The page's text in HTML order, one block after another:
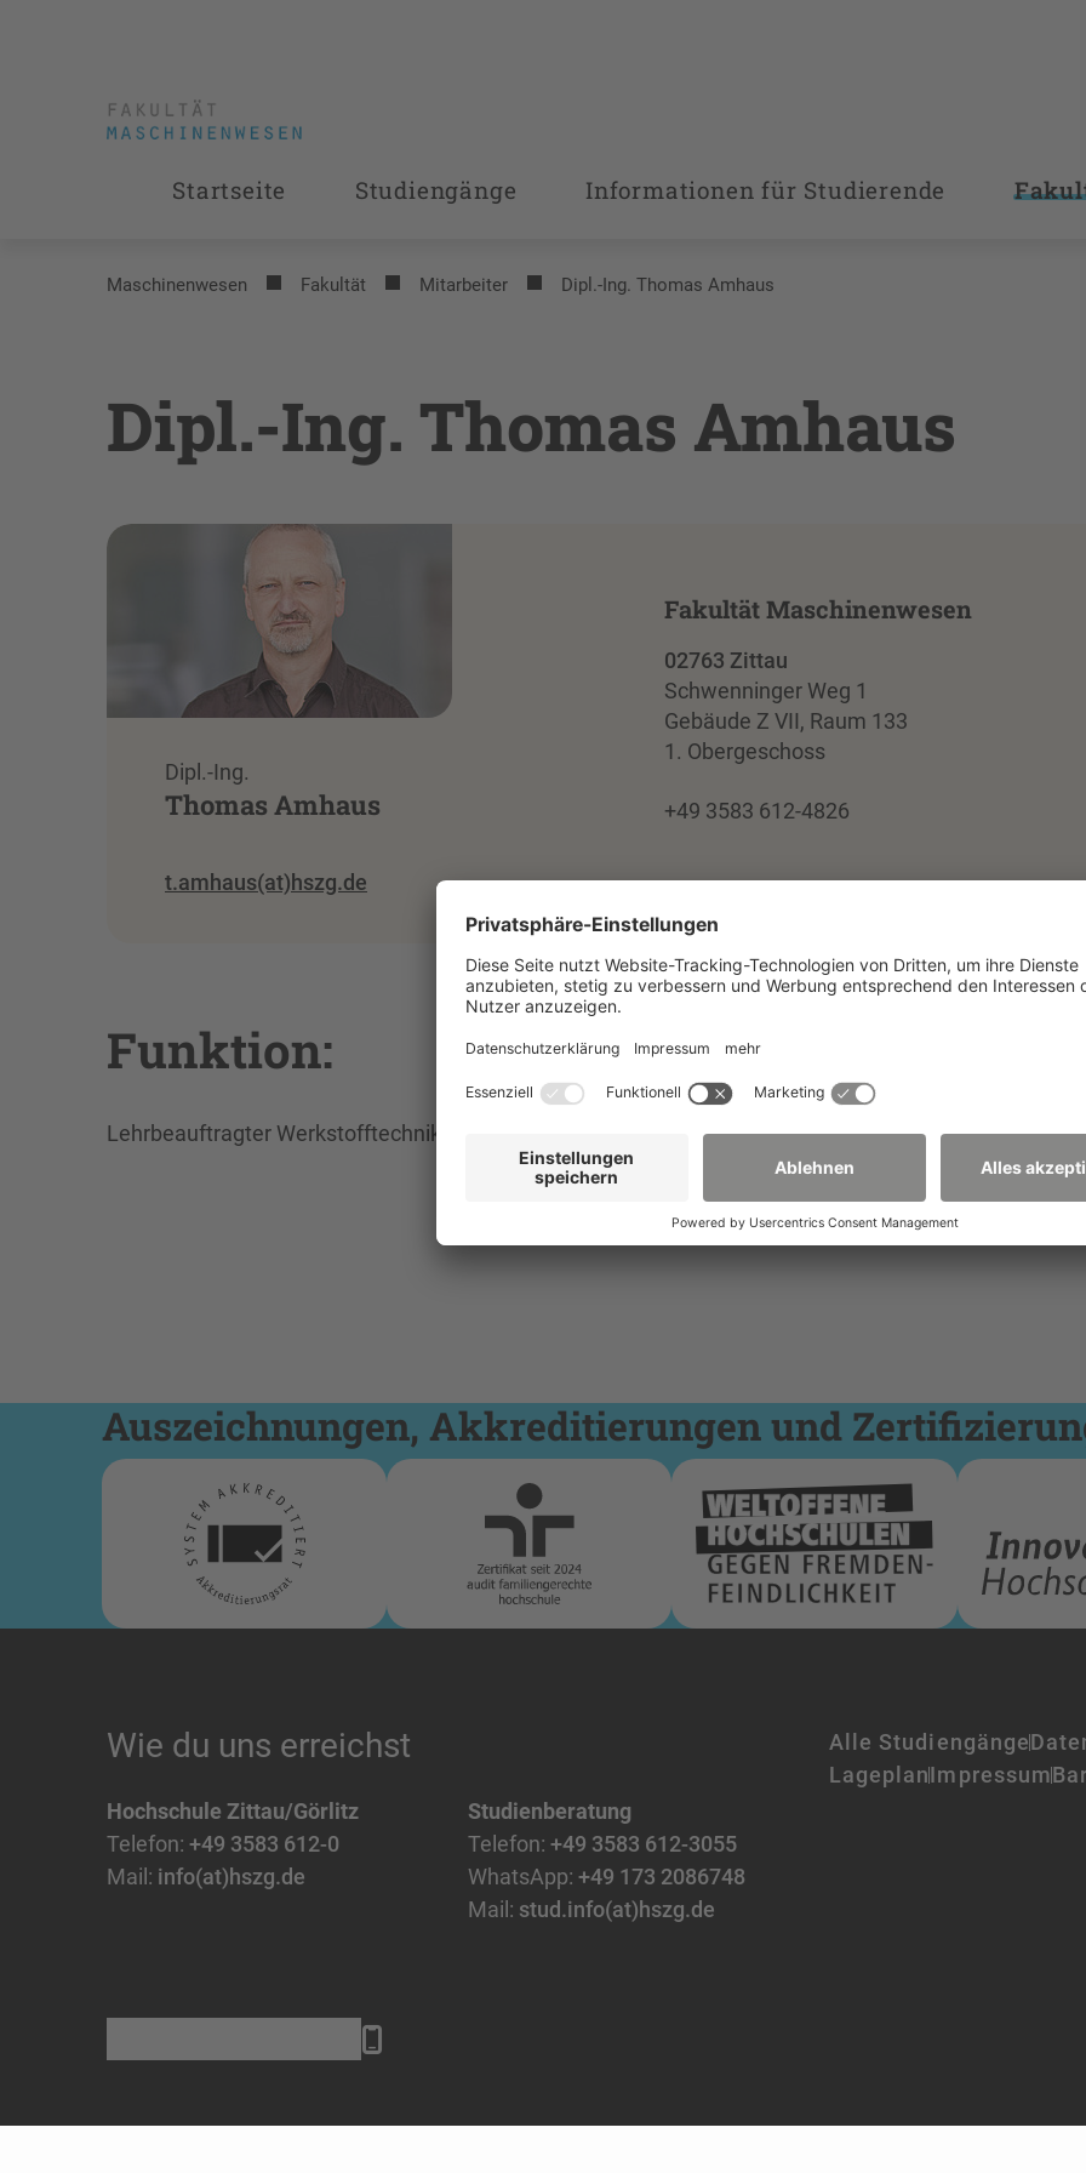
Startseite Studiengänge Informationen für Studierende
Maschinenwesen Fakultät Mitarbeiter Dipl.-Ing. Thomas Amhaus
Dipl.-Ing. Thomas Amhaus
Dipl.-Ing.
Thomas Amhaus
t.amhaus(at)hszg.de
Fakultät Maschinenwesen
02763 Zittau
Schwenninger Weg 1
Gebäude Z VII, Raum 133
1. Obergeschoss
+49 3583 612-4826
Funktion:
Lehrbeauftragter Werkstofftechnik
Auszeichnungen, Akkreditierungen und
Wie du uns erreichst
Hochschule Zittau/Görlitz
Telefon: +49 3583 612-0
Mail: info(at)hszg.de
Studienberatung
Telefon: +49 3583 612-3055
WhatsApp: +49 173 2086748
Mail: stud.info(at)hszg.de
Alle Studiengänge
LageplanImpressum